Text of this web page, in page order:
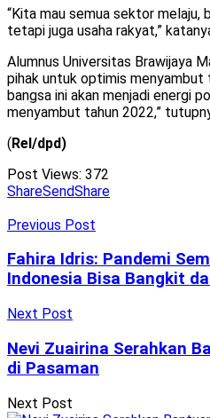
“Kita mau semua sektor melaju,
tetapi juga usaha rakyat,”
Alumnus Universitas Brawijaya
pihak untuk optimis menyambut
bangsa ini akan menjadi energi
menyambut tahun 2022,”
(Rel/dpd)
Post Views: 372
ShareSendShare
Previous Post
Fahira Idris: Pandemi
Indonesia Bisa Bangkit
Next Post
Nevi Zuairina Serahkan
di Pasaman
Next Post